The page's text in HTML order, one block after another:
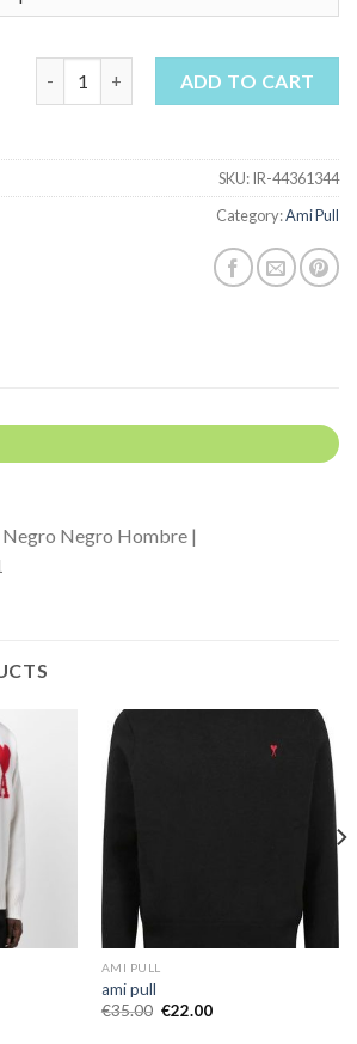
ADD TO CART
SKU:IR-44361344
Category:Ami Pull
Negro Negro Hombre |
AMI PULL
ami pull
€35.00 €22.00